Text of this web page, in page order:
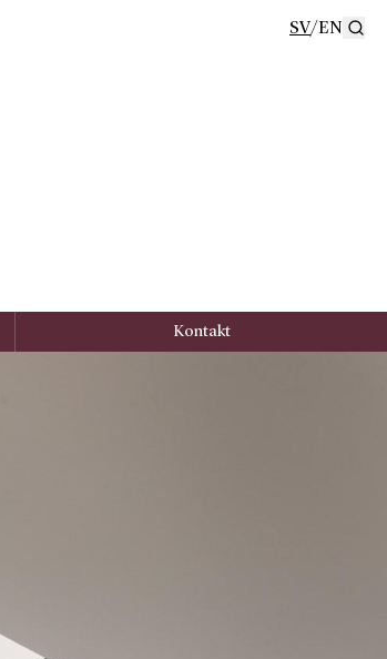
SV/EN
Kontakt